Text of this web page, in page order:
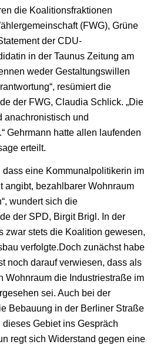
die Koalitionsfraktionen
(FWG), Grüne
der CDU-
in der Taunus Zeitung am
weder Gestaltungswillen
resümiert die
der FWG, Claudia Schlick. „Die
anachronistisch und
Gehrmann hatte allen laufenden
erteilt.
dass eine Kommunalpolitikerin im
angibt, bezahlbarer Wohnraum
wundert sich die
der SPD, Birgit Brigl. In der
zwar stets die Koalition gewesen,
verfolgte.Doch zunächst habe
noch darauf verwiesen, dass als
Wohnraum die Industriestraße im
sei. Auch bei der
Bebauung in der Berliner Straße
dieses Gebiet ins Gespräch
regt sich Widerstand gegen eine